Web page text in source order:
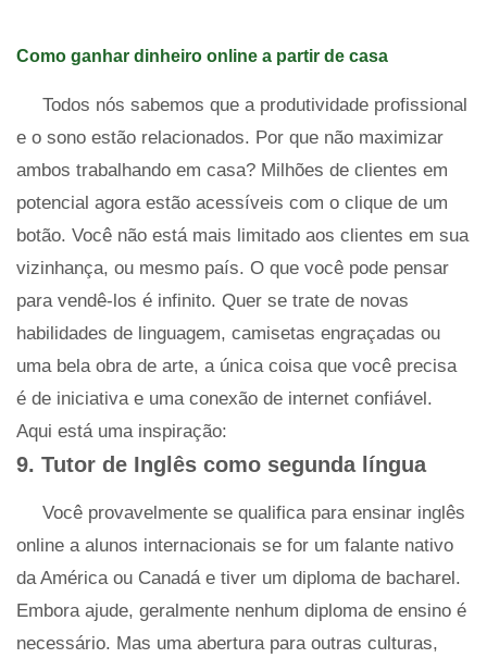
Como ganhar dinheiro online a partir de casa
Todos nós sabemos que a produtividade profissional
e o sono estão relacionados. Por que não maximizar
ambos trabalhando em casa? Milhões de clientes em
potencial agora estão acessíveis com o clique de um
botão. Você não está mais limitado aos clientes em sua
vizinhança, ou mesmo país. O que você pode pensar
para vendê-los é infinito. Quer se trate de novas
habilidades de linguagem, camisetas engraçadas ou
uma bela obra de arte, a única coisa que você precisa
é de iniciativa e uma conexão de internet confiável.
Aqui está uma inspiração:
9. Tutor de Inglês como segunda língua
Você provavelmente se qualifica para ensinar inglês
online a alunos internacionais se for um falante nativo
da América ou Canadá e tiver um diploma de bacharel.
Embora ajude, geralmente nenhum diploma de ensino é
necessário. Mas uma abertura para outras culturas,